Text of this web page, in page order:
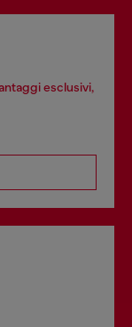
esclusivi,